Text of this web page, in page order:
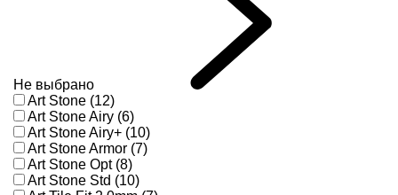
Не выбрано
Art Stone (12)
Art Stone Airy (6)
Art Stone Airy+ (10)
Art Stone Armor (7)
Art Stone Opt (8)
Art Stone Std (10)